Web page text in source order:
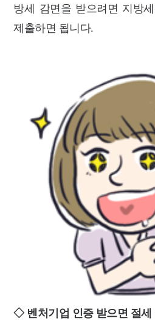
방세 감면을 받으려면 지방
제출하면 됩니다.
◇ 벤처기업 인증 받으면 절세